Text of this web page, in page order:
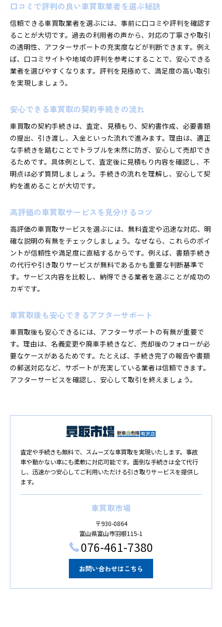
口コミで評判の良い車買取業者を選ぶ秘訣
信頼できる車買取業者を選ぶには、事前に口コミや評判を確認す
ることが大切です。過去の利用者の声から、対応の丁寧さや取引
の透明性、アフターサポートの充実度などが判断できます。例え
ば、口コミサイトや地域の評判を参考にすることで、安心できる
業者を選びやすくなります。評判を見極めて、満足度の高い取引
を実現しましょう。
安心できる車買取の契約手続きの流れ
車買取の契約手続きは、査定、見積もり、契約書作成、必要書類
の提出、引き渡し、入金といった流れで進みます。理由は、適正
な手続きを踏むことでトラブルを未然に防ぎ、安心して売却でき
るためです。具体例として、査定後に見積もり内容を確認し、不
明点は必ず質問しましょう。手続きの流れを理解し、安心して契
約を進めることが大切です。
高評価の車買取サービスを見分けるコツ
高評価の車買取サービスを選ぶには、無料査定や迅速な対応、明
確な説明の有無をチェックしましょう。なぜなら、これらのポイ
ントが信頼性や満足度に直結するからです。例えば、書類手続き
の代行や引き取りサービスが無料であるかも重要な判断基準で
す。サービス内容を比較し、納得できる業者を選ぶことが成功の
カギです。
車買取後も安心できるアフターサポート
車買取後も安心できるには、アフターサポートの有無が重要で
す。理由は、名義変更や廃車手続きなど、売却後のフォローが必
要なケースがあるためです。たとえば、手続き完了の報告や書類
の郵送対応など、サポートが充実している業者は信頼できます。
アフターサービスを確認し、安心して取引を終えましょう。
査定や手続きも無料で、スムーズな車買取を実現いたします。事故
車や動かない車にも柔軟に対応可能です。面倒な手続きは全て代行
し、迅速かつ安心してご利用いただける引き取りサービスを提供し
ます。
車買取市場
〒930-0864
富山県富山市羽根115-1
076-461-7380
お問い合わせはこちら